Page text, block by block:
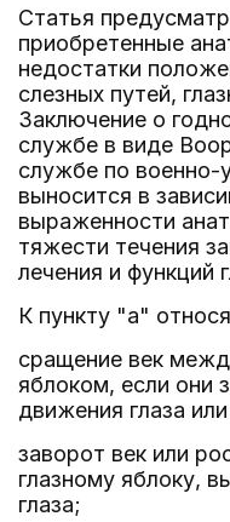
Статья
приобретенные
недостатки
слезных путей,
Заключение о
службе в виде
службе по военно-
выносится в
выраженности
тяжести течения
лечения и функций
К пункту "а"
сращение век
яблоком, если они
движения глаза
заворот век или
глазному яблоку,
глаза;